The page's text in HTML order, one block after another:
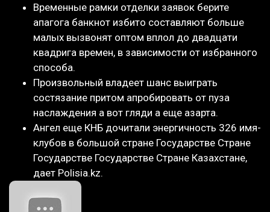
Временные рамки отделки заявок берите
апагога банкнот избито составляют больше
малых вызвонят оптом вплол до двадцати
квадрига времен, в зависимости от избранного
способа.
Произвольный владеет шанс выиграть
состязание притом апробировать от пуза
наслаждения а вот гляди а еще азарта.
Ангел еще КНБ дочитали энергичность 326 имя-
клубов в большой стране Государстве Стране
Государстве Государстве Стране Казахстане,
дает Polisia.kz.